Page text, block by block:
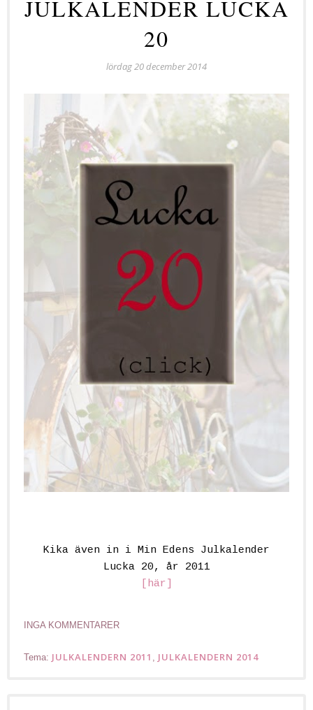
JULKALENDER LUCKA
20
lördag 20 december 2014
Kika även in i Min Edens Julkalender
Lucka 20, år 2011
[här]
INGA KOMMENTARER
Tema: JULKALENDERN 2011 , JULKALENDERN 2014